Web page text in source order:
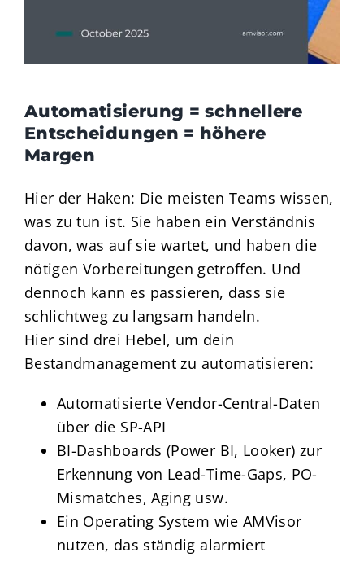
Automatisierung = schnellere
Entscheidungen = höhere
Margen
Hier der Haken: Die meisten Teams wissen,
was zu tun ist. Sie haben ein Verständnis
davon, was auf sie wartet, und haben die
nötigen Vorbereitungen getroffen. Und
dennoch kann es passieren, dass sie
schlichtweg zu langsam handeln.
Hier sind drei Hebel, um dein
Bestandmanagement zu automatisieren:
Automatisierte Vendor-Central-Daten
über die SP-API
BI-Dashboards (Power BI, Looker) zur
Erkennung von Lead-Time-Gaps, PO-
Mismatches, Aging usw.
Ein Operating System wie AMVisor
nutzen, das ständig alarmiert